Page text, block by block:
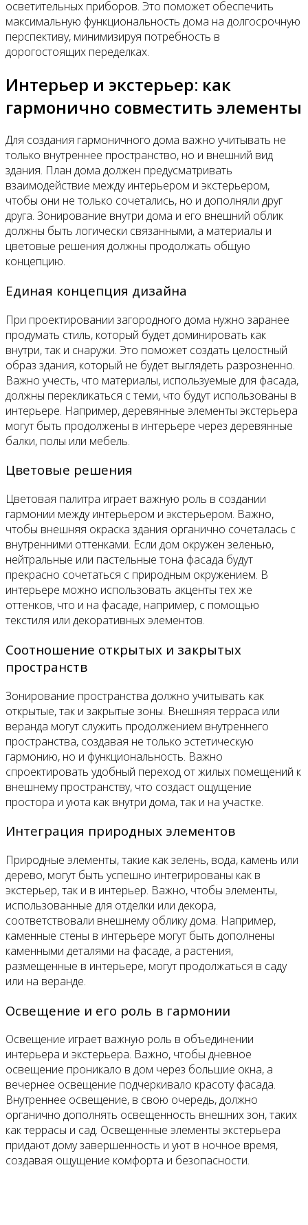
осветительных приборов. Это поможет обеспечить
максимальную функциональность дома на долгосрочную
перспективу, минимизируя потребность в
дорогостоящих переделках.
Интерьер и экстерьер: как
гармонично совместить элементы
Для создания гармоничного дома важно учитывать не
только внутреннее пространство, но и внешний вид
здания. План дома должен предусматривать
взаимодействие между интерьером и экстерьером,
чтобы они не только сочетались, но и дополняли друг
друга. Зонирование внутри дома и его внешний облик
должны быть логически связанными, а материалы и
цветовые решения должны продолжать общую
концепцию.
Единая концепция дизайна
При проектировании загородного дома нужно заранее
продумать стиль, который будет доминировать как
внутри, так и снаружи. Это поможет создать целостный
образ здания, который не будет выглядеть разрозненно.
Важно учесть, что материалы, используемые для фасада,
должны перекликаться с теми, что будут использованы в
интерьере. Например, деревянные элементы экстерьера
могут быть продолжены в интерьере через деревянные
балки, полы или мебель.
Цветовые решения
Цветовая палитра играет важную роль в создании
гармонии между интерьером и экстерьером. Важно,
чтобы внешняя окраска здания органично сочеталась с
внутренними оттенками. Если дом окружен зеленью,
нейтральные или пастельные тона фасада будут
прекрасно сочетаться с природным окружением. В
интерьере можно использовать акценты тех же
оттенков, что и на фасаде, например, с помощью
текстиля или декоративных элементов.
Соотношение открытых и закрытых
пространств
Зонирование пространства должно учитывать как
открытые, так и закрытые зоны. Внешняя терраса или
веранда могут служить продолжением внутреннего
пространства, создавая не только эстетическую
гармонию, но и функциональность. Важно
спроектировать удобный переход от жилых помещений к
внешнему пространству, что создаст ощущение
простора и уюта как внутри дома, так и на участке.
Интеграция природных элементов
Природные элементы, такие как зелень, вода, камень или
дерево, могут быть успешно интегрированы как в
экстерьер, так и в интерьер. Важно, чтобы элементы,
использованные для отделки или декора,
соответствовали внешнему облику дома. Например,
каменные стены в интерьере могут быть дополнены
каменными деталями на фасаде, а растения,
размещенные в интерьере, могут продолжаться в саду
или на веранде.
Освещение и его роль в гармонии
Освещение играет важную роль в объединении
интерьера и экстерьера. Важно, чтобы дневное
освещение проникало в дом через большие окна, а
вечернее освещение подчеркивало красоту фасада.
Внутреннее освещение, в свою очередь, должно
органично дополнять освещенность внешних зон, таких
как террасы и сад. Освещенные элементы экстерьера
придают дому завершенность и уют в ночное время,
создавая ощущение комфорта и безопасности.